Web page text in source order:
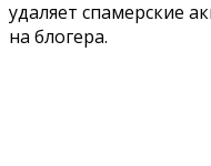
удаляет спамерские
на блогера.